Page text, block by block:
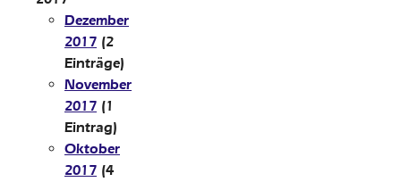
Dezember
2017 (2
Einträge)
November
2017 (1
Eintrag)
Oktober
2017 (4